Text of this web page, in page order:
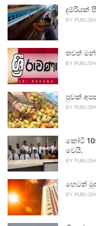
දුම්රියක්
BY
තවත්
BY
පුවක්
BY
කෝටි
වෙයි.
BY
හෙටත්
BY